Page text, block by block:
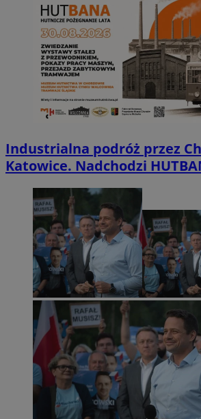
Industrialna podróż przez
Katowice. Nadchodzi